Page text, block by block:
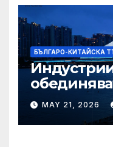
БЪЛГАРО-КИТАЙСКА
MAY 21, 2026